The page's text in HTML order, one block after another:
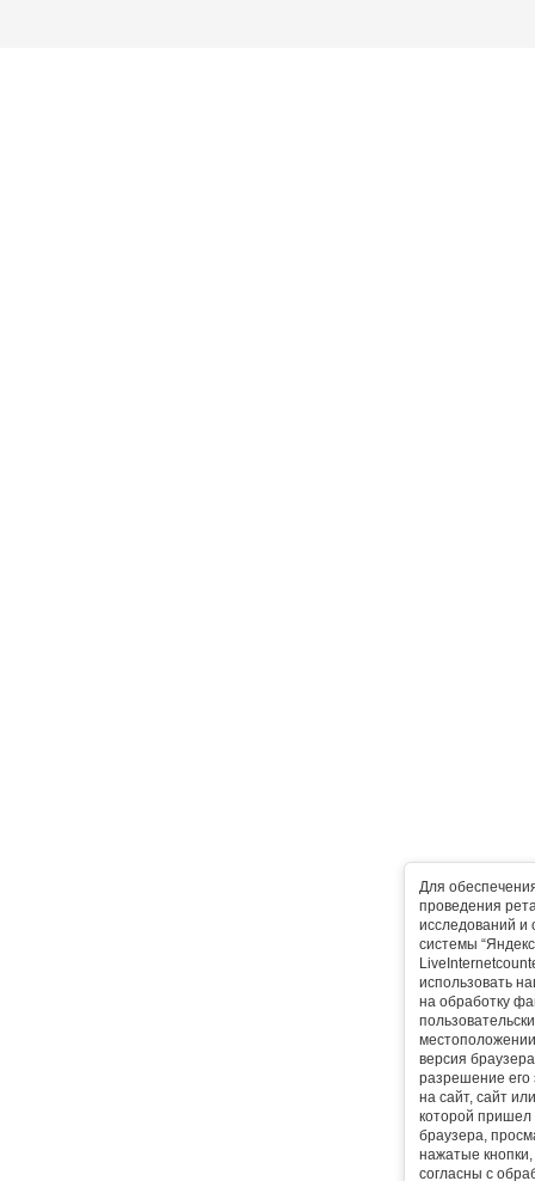
Для
проведения
исследований и
системы
использовать
на обработку
версия
разрешение его
на сайт, сайт
которой пришел
браузера,
нажатые
согласны с